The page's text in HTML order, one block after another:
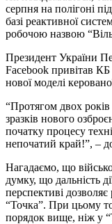
серпня на полігоні
базі реактивної
робочою назвою
Президент України
Facebook привітав
нової моделі
“Протягом двох років
зразків нового
початку процесу
непочатий край!”, –
Нагадаємо, що
думку, що дальність
перспективі
“Точка”. При цьому
порядок вище, ніж у